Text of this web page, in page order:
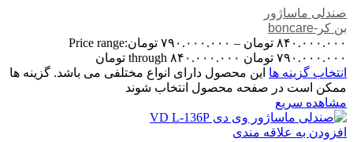
صندلی ماساژور
بن کر-boncare
۸۴۰.۰۰۰.۰۰۰ تومان – ۷۹۰.۰۰۰.۰۰۰ تومانPrice range:
۷۹۰.۰۰۰.۰۰۰ تومان through ۸۴۰.۰۰۰.۰۰۰ تومان
انتخاب گزینه ها این محصول دارای انواع مختلفی می باشد. گزینه ها
ممکن است در صفحه محصول انتخاب شوند
مشاهده سریع
افزودن به علاقه مندی